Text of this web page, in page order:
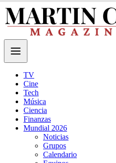
TV
Cine
Tech
Música
Ciencia
Finanzas
Mundial 2026
Noticias
Grupos
Calendario